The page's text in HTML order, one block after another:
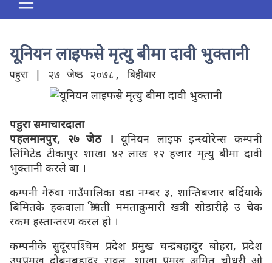
यूनियन लाइफसे मृत्यु बीमा दावी भुक्तानी
पहुरा | २७ जेष्ठ २०७८, बिहीबार
पहुरा समाचारदाता
पहलमानपुर, २७ जेठ ।यूनियन लाइफ इन्स्योरेन्स कम्पनी
लिमिटेड टीकापुर शाखा ४२ लाख १२ हजार मृत्यु बीमा दावी
भुक्तानी करले बा ।
कम्पनी गेरुवा गाउँपालिका वडा नम्बर ३, शान्तिबजार बर्दियाके
बिमितके हकवाला श्रीमती ममताकुमारी खत्री सोडारीहे उ चेक
रकम हस्तान्तरण करल हो ।
कम्पनीके सुदूरपश्चिम प्रदेश प्रमुख चन्द्रबहादुर बोहरा, प्रदेश
उपप्रमुख दोबनबहादुर रावल, शाखा प्रमुख अमित चौधरी ओ